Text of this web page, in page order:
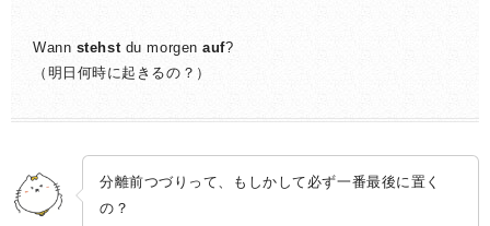
Wann stehstdu morgenauf?
（明日何時に起きるの？）
分離前つづりって、もしかして必ず一番最後に置く
の？